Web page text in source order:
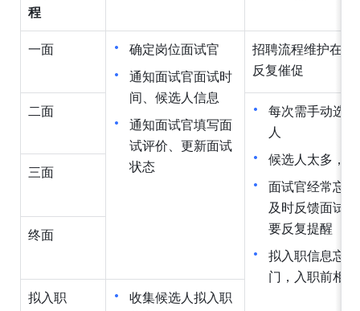
程
一面
确定岗位面试官
通知面试官面试时
间、候选人信息
通知面试官填写面
试评价、更新面试
状态
招聘流程维护在电
反复催促
二面
每次需手动选
人
候选人太多，
面试官经常忘
及时反馈面试
要反复提醒
拟入职信息忘
门，入职前相
三面
终面
拟入职
收集候选人拟入职